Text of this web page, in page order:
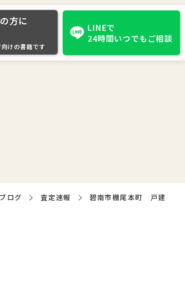
方に
けの書籍です
LINEで
24時間いつでもご相談
ログ 査定速報
碧南市棚尾本町 戸建